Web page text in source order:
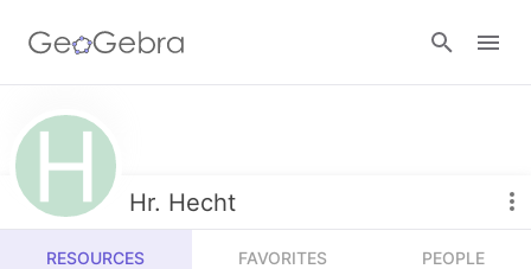
Resources
Number Sense
Algebra
Calculators Hr. Hecht
RESOURCES FAVORITES PEOPLE